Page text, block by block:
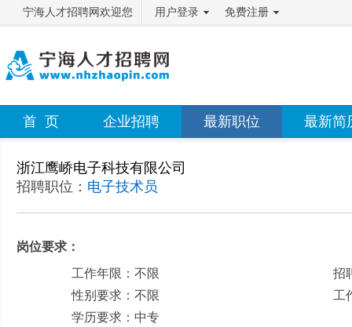
宁海人才招聘网欢迎您 用户登录 免费注册
首 页 企业招聘 最新职位 最新简
浙江鹰峤电子科技有限公司
招聘职位： 电子技术员
岗位要求：
工作年限：不限
性别要求：不限
学历要求：中专
招
工